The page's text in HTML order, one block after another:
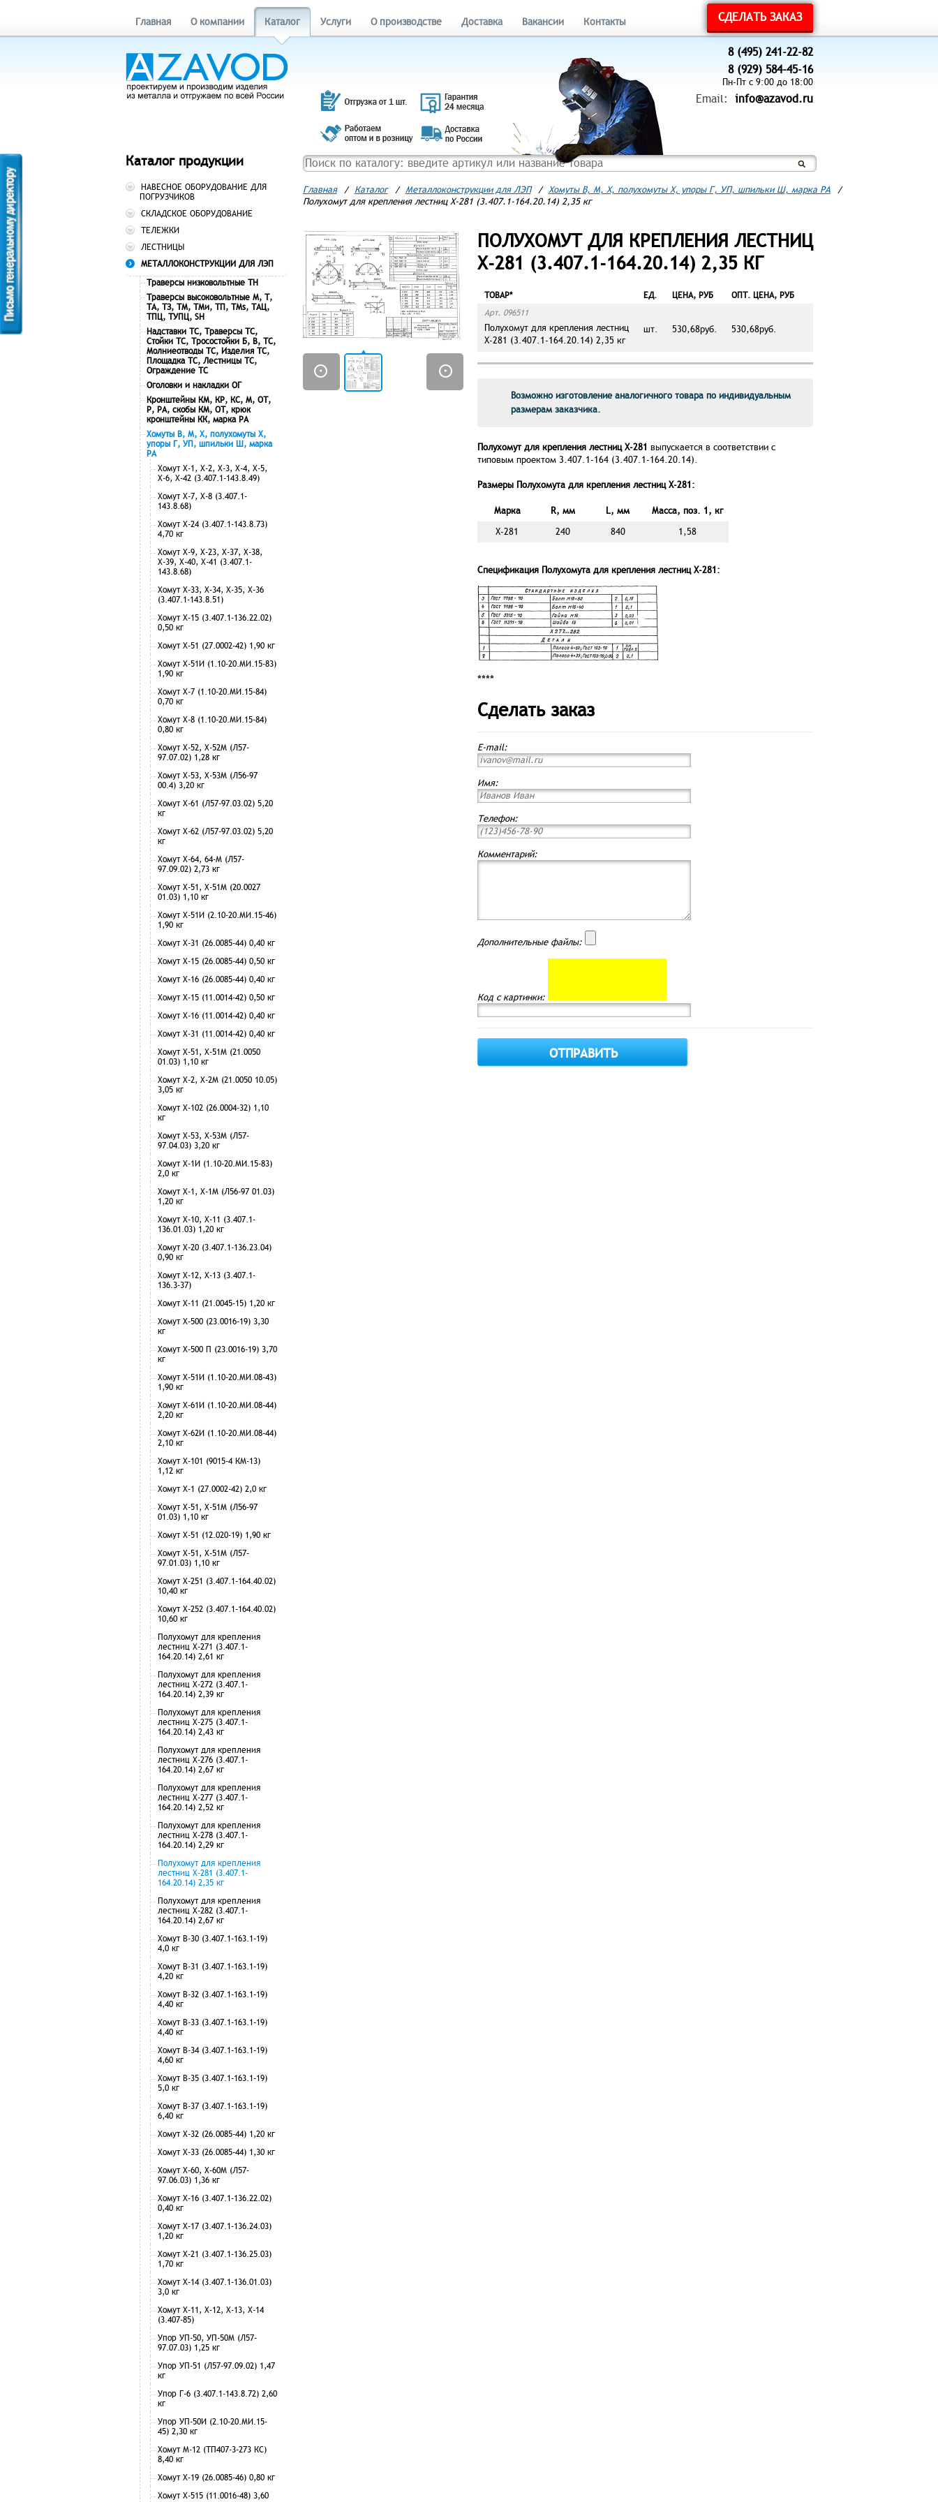
СДЕЛАТЬ ЗАКАЗ
Главная О компании Каталог Услуги О производстве Доставка Вакансии Контакты
Каталог продукции
НАВЕСНОЕ ОБОРУДОВАНИЕ ДЛЯ
ПОГРУЗЧИКОВ
СКЛАДСКОЕ ОБОРУДОВАНИЕ
ТЕЛЕЖКИ
ЛЕСТНИЦЫ
МЕТАЛЛОКОНСТРУКЦИИ ДЛЯ ЛЭП
Траверсы низковольтные ТН
Траверсы высоковольтные М, Т,
ТА, ТЗ, ТМ, ТМи, ТП, ТМs, ТАЦ,
ТПЦ, ТУПЦ, SH
Надставки ТС, Траверсы ТС,
Стойки ТС, Тросостойки Б, В, ТС,
Молниеотводы ТС, Изделия ТС,
Площадка ТС, Лестницы ТС,
Ограждение ТС
Оголовки и накладки ОГ
Кронштейны КМ, КР, КС, М, ОТ,
Р, РА, скобы КМ, ОТ, крюк
кронштейны КК, марка РА
Хомуты В, М, Х, полухомуты Х,
упоры Г, УП, шпильки Ш, марка
РА
Хомут Х-1, Х-2, Х-3, Х-4, Х-5,
Х-6, Х-42 (3.407.1-143.8.49)
Хомут Х-7, Х-8 (3.407.1-
143.8.68)
Хомут Х-24 (3.407.1-143.8.73)
4,70 кг
Хомут Х-9, Х-23, Х-37, Х-38,
Х-39, Х-40, Х-41 (3.407.1-
143.8.68)
Хомут Х-33, Х-34, Х-35, Х-36
(3.407.1-143.8.51)
Хомут Х-15 (3.407.1-136.22.02)
0,50 кг
Хомут Х-51 (27.0002-42) 1,90 кг
Хомут Х-51И (1.10-20.МИ.15-83)
1,90 кг
Хомут Х-7 (1.10-20.МИ.15-84)
0,70 кг
Хомут Х-8 (1.10-20.МИ.15-84)
0,80 кг
Хомут Х-52, Х-52М (Л57-
97.07.02) 1,28 кг
Хомут Х-53, Х-53М (Л56-97
00.4) 3,20 кг
Хомут Х-61 (Л57-97.03.02) 5,20
кг
Хомут Х-62 (Л57-97.03.02) 5,20
кг
Хомут Х-64, 64-М (Л57-
97.09.02) 2,73 кг
Хомут Х-51, Х-51М (20.0027
01.03) 1,10 кг
Хомут Х-51И (2.10-20.МИ.15-46)
1,90 кг
Хомут Х-31 (26.0085-44) 0,40 кг
Хомут Х-15 (26.0085-44) 0,50 кг
Хомут Х-16 (26.0085-44) 0,40 кг
Хомут Х-15 (11.0014-42) 0,50 кг
Хомут Х-16 (11.0014-42) 0,40 кг
Хомут Х-31 (11.0014-42) 0,40 кг
Хомут Х-51, Х-51М (21.0050
01.03) 1,10 кг
Хомут Х-2, Х-2М (21.0050 10.05)
3,05 кг
Хомут Х-102 (26.0004-32) 1,10
кг
Хомут Х-53, Х-53М (Л57-
97.04.03) 3,20 кг
Хомут Х-1И (1.10-20.МИ.15-83)
2,0 кг
Хомут Х-1, Х-1М (Л56-97 01.03)
1,20 кг
Хомут Х-10, Х-11 (3.407.1-
136.01.03) 1,20 кг
Хомут Х-20 (3.407.1-136.23.04)
0,90 кг
Хомут Х-12, Х-13 (3.407.1-
136.3-37)
Хомут Х-11 (21.0045-15) 1,20 кг
Хомут Х-500 (23.0016-19) 3,30
кг
Хомут Х-500 П (23.0016-19) 3,70
кг
Хомут Х-51И (1.10-20.МИ.08-43)
1,90 кг
Хомут Х-61И (1.10-20.МИ.08-44)
2,20 кг
Хомут Х-62И (1.10-20.МИ.08-44)
2,10 кг
Хомут Х-101 (9015-4 КМ-13)
1,12 кг
Хомут Х-1 (27.0002-42) 2,0 кг
Хомут Х-51, Х-51М (Л56-97
01.03) 1,10 кг
Хомут Х-51 (12.020-19) 1,90 кг
Хомут Х-51, Х-51М (Л57-
97.01.03) 1,10 кг
Хомут Х-251 (3.407.1-164.40.02)
10,40 кг
Хомут Х-252 (3.407.1-164.40.02)
10,60 кг
Полухомут для крепления
лестниц Х-271 (3.407.1-
164.20.14) 2,61 кг
Полухомут для крепления
лестниц Х-272 (3.407.1-
164.20.14) 2,39 кг
Полухомут для крепления
лестниц Х-275 (3.407.1-
164.20.14) 2,43 кг
Полухомут для крепления
лестниц Х-276 (3.407.1-
164.20.14) 2,67 кг
Полухомут для крепления
лестниц Х-277 (3.407.1-
164.20.14) 2,52 кг
Полухомут для крепления
лестниц Х-278 (3.407.1-
164.20.14) 2,29 кг
Полухомут для крепления
лестниц Х-281 (3.407.1-
164.20.14) 2,35 кг
Полухомут для крепления
лестниц Х-282 (3.407.1-
164.20.14) 2,67 кг
Хомут В-30 (3.407.1-163.1-19)
4,0 кг
Хомут В-31 (3.407.1-163.1-19)
4,20 кг
Хомут В-32 (3.407.1-163.1-19)
4,40 кг
Хомут В-33 (3.407.1-163.1-19)
4,40 кг
Хомут В-34 (3.407.1-163.1-19)
4,60 кг
Хомут В-35 (3.407.1-163.1-19)
5,0 кг
Хомут В-37 (3.407.1-163.1-19)
6,40 кг
Хомут Х-32 (26.0085-44) 1,20 кг
Хомут Х-33 (26.0085-44) 1,30 кг
Хомут Х-60, Х-60М (Л57-
97.06.03) 1,36 кг
Хомут Х-16 (3.407.1-136.22.02)
0,40 кг
Хомут Х-17 (3.407.1-136.24.03)
1,20 кг
Хомут Х-21 (3.407.1-136.25.03)
1,70 кг
Хомут Х-14 (3.407.1-136.01.03)
3,0 кг
Хомут Х-11, Х-12, Х-13, Х-14
(3.407-85)
Упор УП-50, УП-50М (Л57-
97.07.03) 1,25 кг
Упор УП-51 (Л57-97.09.02) 1,47
кг
Упор Г-6 (3.407.1-143.8.72) 2,60
кг
Упор УП-50И (2.10-20.МИ.15-
45) 2,30 кг
Хомут М-12 (ТП407-3-273 КС)
8,40 кг
Хомут Х-19 (26.0085-46) 0,80 кг
Хомут Х-515 (11.0016-48) 3,60
8 (495) 241-22-82
8 (929) 584-45-16
Пн-Пт с 9:00 до 18:00
Email: info@azavod.ru
Главная / Каталог / Металлоконструкции для ЛЭП / Хомуты В, М, Х, полухомуты Х, упоры Г, УП, шпильки Ш, марка РА /
Полухомут для крепления лестниц Х-281 (3.407.1-164.20.14) 2,35 кг
ПОЛУХОМУТ ДЛЯ КРЕПЛЕНИЯ ЛЕСТНИЦ
Х-281 (3.407.1-164.20.14) 2,35 КГ
ТОВАР* ЕД. ЦЕНА, РУБ
ОПТ. ЦЕНА, РУБ
Арт. 096511
Полухомут для крепления лестниц
Х-281 (3.407.1-164.20.14) 2,35 кг
шт. 530,68руб. 530,68руб.
Возможно изготовление аналогичного товара по индивидуальным
размерам заказчика.
Полухомут для крепления лестниц Х-281 выпускается в соответствии с
типовым проектом 3.407.1-164 (3.407.1-164.20.14).
Размеры Полухомута для крепления лестниц Х-281:
Марка R, мм L, мм
Масса, поз. 1, кг
Х-281
240 840 1,58
Спецификация Полухомута для крепления лестниц Х-281:
****
Сделать заказ
E-mail:
Имя:
Телефон:
Комментарий:
Дополнительные файлы:
Код с картинки: